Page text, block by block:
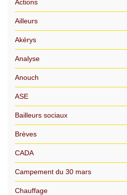
Actions
Ailleurs
Akérys
Analyse
Anouch
ASE
Bailleurs sociaux
Brèves
CADA
Campement du 30 mars
Chauffage